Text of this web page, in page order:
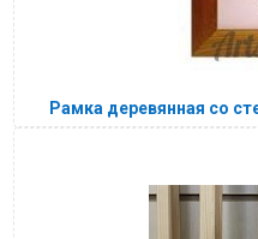
Рамка деревянная со